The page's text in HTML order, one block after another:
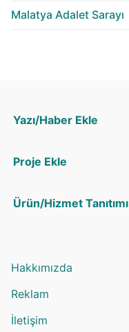
Malatya Adalet Sarayı
Yazı/Haber Ekle
Proje Ekle
Ürün/Hizmet Tanıtımı
Hakkımızda
Reklam
İletişim